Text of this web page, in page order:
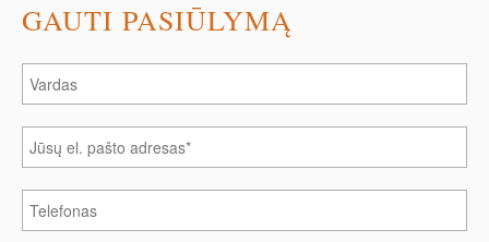
GAUTI PASIŪLYMĄ